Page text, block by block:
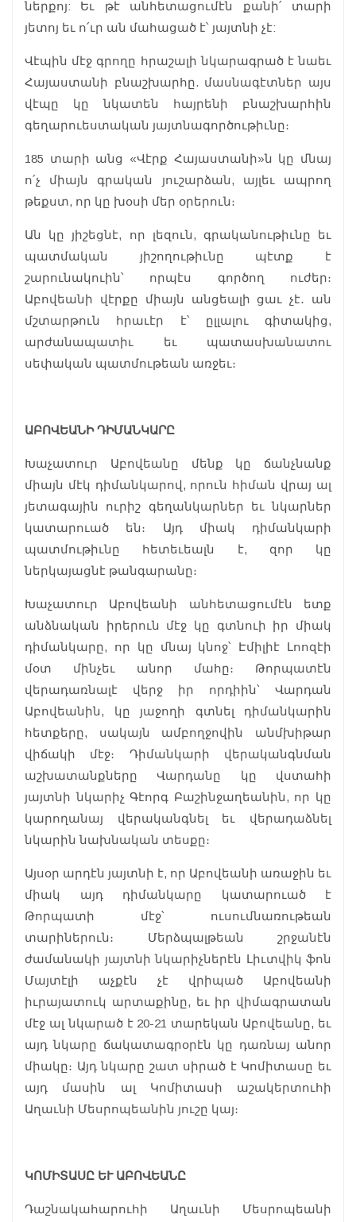
ներքոյ: Եւ թէ անհետացումէն քանի՛ տարի
յետոյ եւ ո՛ւր ան մահացած է՝ յայտնի չէ:
Վէպին մէջ գրողը հրաշալի նկարագրած է նաեւ
Հայաստանի բնաշխարհը. մասնագէտներ այս
վէպը կը նկատեն հայրենի բնաշխարհին
գեղարուեստական յայտնագործութիւնը։
185 տարի անց «Վէրք Հայաստանի»ն կը մնայ
ո՛չ միայն գրական յուշարձան, այլեւ ապրող
թեքստ, որ կը խօսի մեր օրերուն։
Ան կը յիշեցնէ, որ լեզուն, գրականութիւնը եւ
պատմական յիշողութիւնը պէտք է
շարունակուին՝ որպէս գործող ուժեր։
Աբովեանի վէրքը միայն անցեալի ցաւ չէ․ ան
մշտարթուն հրաւէր է՝ ըլլալու գիտակից,
արժանապատիւ եւ պատասխանատու
սեփական պատմութեան առջեւ։
ԱԲՈՎԵԱՆԻ ԴԻՄԱՆԿԱՐԸ
Խաչատուր Աբովեանը մենք կը ճանչնանք
միայն մէկ դիմանկարով, որուն հիման վրայ ալ
յետագային ուրիշ գեղանկարներ եւ նկարներ
կատարուած են։ Այդ միակ դիմանկարի
պատմութիւնը հետեւեալն է, զոր կը
ներկայացնէ թանգարանը։
Խաչատուր Աբովեանի անհետացումէն ետք
անձնական իրերուն մէջ կը գտնուի իր միակ
դիմանկարը, որ կը մնայ կնոջ՝ Էմիլիէ Լոոզէի
մօտ մինչեւ անոր մահը։ Թորպատէն
վերադառնալէ վերջ իր որդիին՝ Վարդան
Աբովեանին, կը յաջողի գտնել դիմանկարին
հետքերը, սակայն ամբողջովին անմխիթար
վիճակի մէջ։ Դիմանկարի վերականգնման
աշխատանքները Վարդանը կը վստահի
յայտնի նկարիչ Գէորգ Բաշինջաղեանին, որ կը
կարողանայ վերականգնել եւ վերադաձնել
նկարին նախնական տեսքը։
Այսօր արդէն յայտնի է, որ Աբովեանի առաջին եւ
միակ այդ դիմանկարը կատարուած է
Թորպատի մէջ՝ ուսումնառութեան
տարիներուն։ Մերձպալթեան շրջանէն
ժամանակի յայտնի նկարիչներէն Լիւտվիկ ֆոն
Մայտէլի աչքէն չէ վրիպած Աբովեանի
իւրայատուկ արտաքինը, եւ իր վիմագրատան
մէջ ալ նկարած է 20-21 տարեկան Աբովեանը, եւ
այդ նկարը ճակատագրօրէն կը դառնայ անոր
միակը։ Այդ նկարը շատ սիրած է Կոմիտասը եւ
այդ մասին ալ Կոմիտասի աշակերտուհի
Աղաւնի Մեսրոպեանին յուշը կայ։
ԿՈՄԻՏԱՍԸ ԵՒ ԱԲՈՎԵԱՆԸ
Դաշնակահարուհի Աղաւնի Մեսրոպեանի